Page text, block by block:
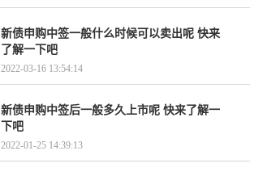
新债申购中签一般什么时候可以卖出呢 快来
了解一下吧
2022-03-16 13:54:14
新债申购中签后一般多久上市呢 快来了解一
下吧
2022-01-25 14:39:13